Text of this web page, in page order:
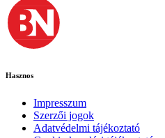
Hasznos
Impresszum
Szerzői jogok
Adatvédelmi tájékoztató